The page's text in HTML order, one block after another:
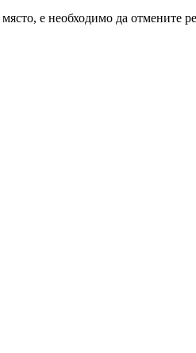
е необходимо да